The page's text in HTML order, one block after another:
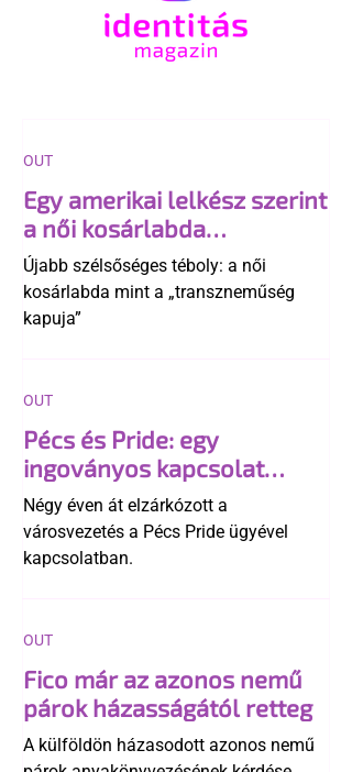
Egy amerikai lelkész szerint
a női kosárlabda
transzneműséghez vezet
Újabb szélsőséges téboly: a női
kosárlabda mint a „transzneműség
kapuja”
OUT
Pécs és Pride: egy
ingoványos kapcsolat
története
Négy éven át elzárkózott a
városvezetés a Pécs Pride ügyével
kapcsolatban.
OUT
Fico már az azonos nemű
párok házasságától retteg
A külföldön házasodott azonos nemű
OUT